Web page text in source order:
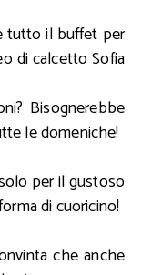
tutto il buffet per
di calcetto Sofia
Bisognerebbe
le domeniche!
per il gustoso
di cuoricino!
che anche